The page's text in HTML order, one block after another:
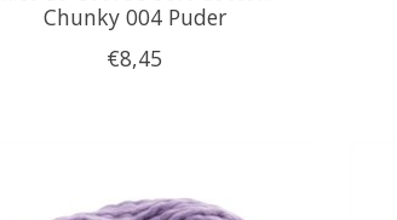
Chunky 004 Puder
€8,45